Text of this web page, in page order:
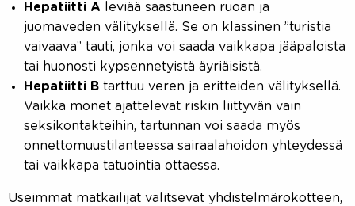
Hepatiitti A leviää saastuneen ruoan ja
juomaveden välityksellä. Se on klassinen ”turistia
vaivaava” tauti, jonka voi saada vaikkapa jääpaloista
tai huonosti kypsennetyistä äyriäisistä.
Hepatiitti B tarttuu veren ja eritteiden välityksellä.
Vaikka monet ajattelevat riskin liittyvän vain
seksikontakteihin, tartunnan voi saada myös
onnettomuustilanteessa sairaalahoidon yhteydessä
tai vaikkapa tatuointia ottaessa.
Useimmat matkailijat valitsevat yhdistelmärokotteen,